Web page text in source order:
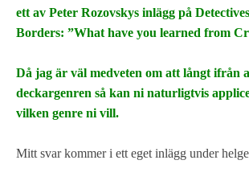
ett av Peter Rozovskys inlägg på
Borders: ”What have you learned from
Då jag är väl medveten om att långt ifrån
deckargenren så kan ni naturligtvis
vilken genre ni vill.
Mitt svar kommer i ett eget inlägg under